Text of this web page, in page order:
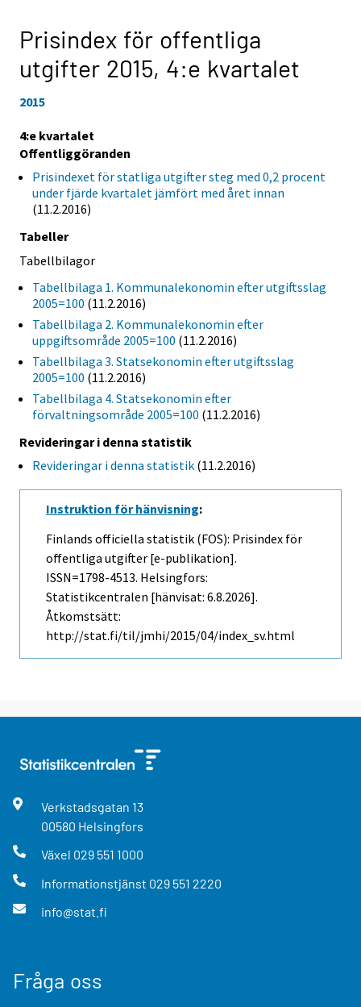
Prisindex för offentliga
utgifter 2015, 4:e kvartalet
2015
4:e kvartalet
Offentliggöranden
Prisindexet för statliga utgifter steg med 0,2 procent
under fjärde kvartalet jämfört med året innan
(11.2.2016)
Tabeller
Tabellbilagor
Tabellbilaga 1. Kommunalekonomin efter utgiftsslag
2005=100 (11.2.2016)
Tabellbilaga 2. Kommunalekonomin efter
uppgiftsområde 2005=100 (11.2.2016)
Tabellbilaga 3. Statsekonomin efter utgiftsslag
2005=100 (11.2.2016)
Tabellbilaga 4. Statsekonomin efter
förvaltningsområde 2005=100 (11.2.2016)
Revideringar i denna statistik
Revideringar i denna statistik (11.2.2016)
Instruktion för hänvisning:
Finlands officiella statistik (FOS): Prisindex för
offentliga utgifter [e-publikation].
ISSN=1798-4513. Helsingfors:
Statistikcentralen [hänvisat: 6.8.2026].
Åtkomstsätt:
http://stat.fi/til/jmhi/2015/04/index_sv.html
Verkstadsgatan 13
00580 Helsingfors
Växel 029 551 1000
Informationstjänst 029 551 2220
info@stat.fi
Fråga oss